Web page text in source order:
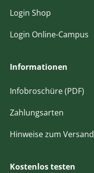
Login Shop
Login Online-Campus
Informationen
Infobroschüre (PDF)
Zahlungsarten
Hinweise zum Versand
Kostenlos testen